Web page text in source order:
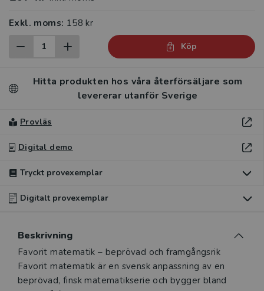
Exkl. moms: 158 kr
Köp
Hitta produkten hos våra återförsäljare som
levererar utanför Sverige
Provläs
Digital demo
Tryckt provexemplar
Digitalt provexemplar
tryckt provexemplar av den här produkten.
Ett tryckt provexemplar ger dig möjlighet att i lugn och ro
utvärdera hur produkten passar in i din undervisning.
digitalt provexemplar av den här produkten.
Ett digitalt provexemplar ger dig tillgång till det digitala
läromedlet där den digitala boken ingår under tre
Beskrivning
Beskrivning
Favorit matematik – beprövad och framgångsrik
Favorit matematik är en svensk anpassning av en
beprövad, finsk matematikserie och bygger bland